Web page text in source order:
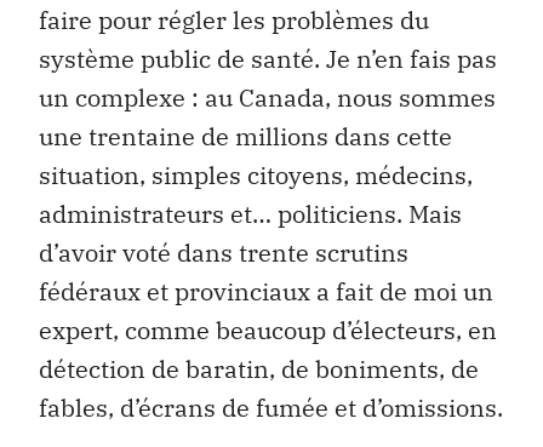
faire pour régler les problèmes du
système public de santé. Je n’en fais pas
un complexe : au Canada, nous sommes
une trentaine de millions dans cette
situation, simples citoyens, médecins,
administrateurs et… politiciens. Mais
d’avoir voté dans trente scrutins
fédéraux et provinciaux a fait de moi un
expert, comme beaucoup d’électeurs, en
détection de baratin, de boniments, de
fables, d’écrans de fumée et d’omissions.